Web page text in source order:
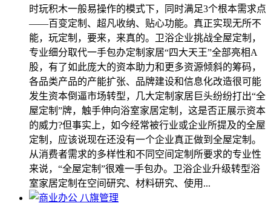
时玩积木一般易操作的模式下，同时满足3个根本需求点
――百变定制、超凡收纳、贴心功能。真正实现无所不
能，玩定制，要来，来真的。卫浴企业挑战全屋定制，
专业细分取代一手包办定制家居“四大天王”全部亮相A
股，有了如此庞大的资本助力和更多资源倾斜的筹码，
各品类产品的产能扩张、品牌建设和信息化改造很可能
发生资本倒逼市场转型，几大定制家居巨头纷纷打出“全
屋定制”牌，触手伸向浴室家居定制，这是否正展示资本
的威力?但事实上，如今经常被行业或企业所提及的全屋
定制，应该说现在还没有一个企业真正做到全屋定制。
从消费者需求的多样性和不同空间定制所要求的专业性
来说，“全屋定制”很难一手包办。卫浴企业升级转型浴
室家居定制在空间研究、材料研究、使用...